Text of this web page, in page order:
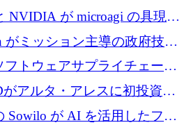
売却を確認
NVIDIA が microagi の具現化
を推進
がミッション主導の政府技術
ポートフォリオを拡大し ETG
フトウェアサプライチェーン
ために265万ドルを確保
アルタ・アレスに初投資、
ァンドに5億ユーロを拠出
Sowilo が AI を活用したファ